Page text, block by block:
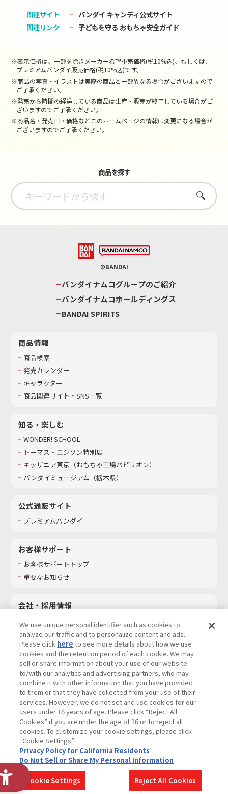
関連サイト
バンダイ キャンディ公式サイト
関連リンク
子どもを守る おもちゃ安全ガイド
※表示価格は、一部を除きメーカー希望小売価格(税10%込)、もしくは、
プレミアムバンダイ販売価格(税10%込)です。
※商品の写真・イラストは実際の商品と一部異なる場合がございますので
ご了承ください。
※発売から時間の経過している商品は生産・販売が終了している場合がご
ざいますのでご了承ください。
※商品名・発売日・価格などこのホームページの情報は変更になる場合が
ございますのでご了承ください。
商品を探す
さがす
©BANDAI
バンダイナムコグループのご紹介
バンダイナムコホールディングス
BANDAI SPIRITS
商品情報
商品検索
発売カレンダー
キャラクター
商品関連サイト・SNS一覧
知る・楽しむ
WONDER! SCHOOL
トーマス・エジソン特別展
キッザニア東京（おもちゃ工場パビリオン）​
バンダイミュージアム（栃木県）
公式通販サイト
プレミアムバンダイ
お客様サポート
お客様サポートトップ
重要なお知らせ
会社・採用情報
採用情報
サステナビリティ
お問い合わせ
ウェブサイトご利用条件 ソーシャルメディアポリシー
個人情報及び特定個人情報等の取り扱いに関する保護方針
Do Not Sell or Share My Personal Information著作権・商標について
カスタマーハラスメントに対する基本的な対応方針
コピーライト一覧を表示する
We use unique personal identifier such as cookies to
analyze our traffic and to personalize content and ads.
Please click here to see more details about how we use
cookies and the retention period of each cookie. We may
sell or share information about your use of our website
to/with our analytics and advertising partners, who may
combine it with other information that you have provided
to them or that they have collected from your use of their
services. However, we do not set and use cookies for our
users under 16 years of age. Please click “Reject All
Cookies” if you are under the age of 16 or to reject all
cookies. To customize your cookie settings, please click
“Cookie Settings”.
Privacy Policy for California Residents
Do Not Sell or Share My Personal Information
Cookie Settings Reject All Cookies